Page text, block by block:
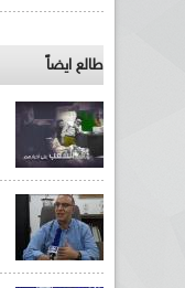
طالع ايضاً